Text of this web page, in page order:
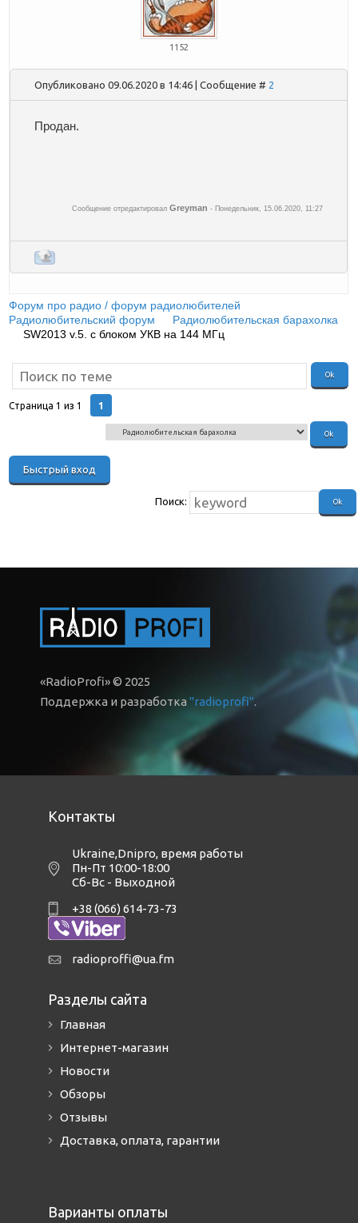
1152
Опубликовано 09.06.2020 в 14:46 | Сообщение # 2
Продан.
Сообщение отредактировалGreyman - Понедельник, 15.06.2020, 11:27
Форум про радио / форум радиолюбителей
Радиолюбительский форум
Радиолюбительская барахолка
SW2013 v.5. с блоком УКВ на 144 МГц
Страница1 из1 1
Поиск:
«RadioProfi» © 2025
Поддержка и разработка"radioprofi".
Контакты
Ukraine,Dnipro, время работы
Пн-Пт 10:00-18:00
Сб-Вс - Выходной
+38 (066) 614-73-73
radioproffi@ua.fm
Разделы сайта
Главная
Интернет-магазин
Новости
Обзоры
Отзывы
Доставка, оплата, гарантии
Варианты оплаты